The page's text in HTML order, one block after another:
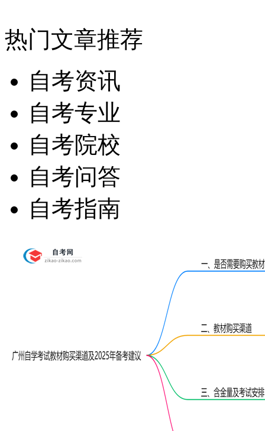
热门文章推荐
自考资讯
自考专业
自考院校
自考问答
自考指南